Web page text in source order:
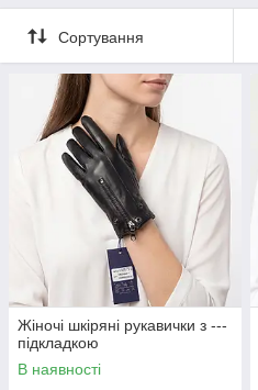
Сортування
Жіночі шкіряні рукавички з ---
підкладкою
В наявності